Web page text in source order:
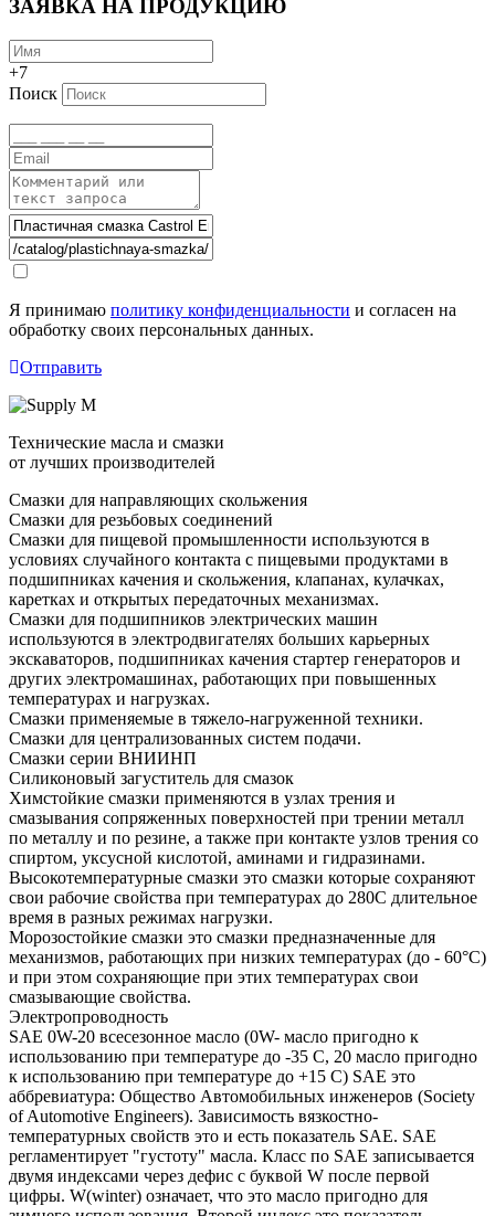
ЗАЯВКА НА ПРОДУКЦИЮ
+7
Поиск
Я принимаю политику конфиденциальности и согласен на
обработку своих персональных данных.
Отправить
Технические масла и смазки
от лучших производителей
Смазки для направляющих скольжения
Смазки для резьбовых соединений
Смазки для пищевой промышленности используются в
условиях случайного контакта с пищевыми продуктами в
подшипниках качения и скольжения, клапанах, кулачках,
каретках и открытых передаточных механизмах.
Смазки для подшипников электрических машин
используются в электродвигателях больших карьерных
экскаваторов, подшипниках качения стартер генераторов и
других электромашинах, работающих при повышенных
температурах и нагрузках.
Смазки применяемые в тяжело-нагруженной техники.
Смазки для централизованных систем подачи.
Смазки серии ВНИИНП
Силиконовый загуститель для смазок
Химстойкие смазки применяются в узлах трения и
смазывания сопряженных поверхностей при трении металл
по металлу и по резине, а также при контакте узлов трения со
спиртом, уксусной кислотой, аминами и гидразинами.
Высокотемпературные смазки это смазки которые сохраняют
свои рабочие свойства при температурах до 280С длительное
время в разных режимах нагрузки.
Морозостойкие смазки это смазки предназначенные для
механизмов, работающих при низких температурах (до - 60°С)
и при этом сохраняющие при этих температурах свои
смазывающие свойства.
Электропроводность
SAE 0W-20 всесезонное масло (0W- масло пригодно к
использованию при температуре до -35 С, 20 масло пригодно
к использованию при температуре до +15 С) SAE это
аббревиатура: Общество Автомобильных инженеров (Society
of Automotive Engineers). Зависимость вязкостно-
температурных свойств это и есть показатель SAE. SAE
регламентирует "густоту" масла. Класс по SAE записывается
двумя индексами через дефис с буквой W после первой
цифры. W(winter) означает, что это масло пригодно для